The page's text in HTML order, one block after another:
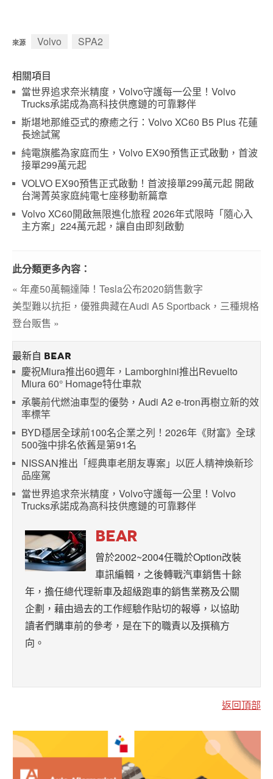
來源 Volvo SPA2
相關項目
當世界追求奈米精度，Volvo守護每一公里！Volvo
Trucks承諾成為高科技供應鏈的可靠夥伴
斯堪地那維亞式的療癒之行：Volvo XC60 B5 Plus 花蓮
長途試駕
純電旗艦為家庭而生，Volvo EX90預售正式啟動，首波
接單299萬元起
VOLVO EX90預售正式啟動！首波接單299萬元起 開啟
台灣菁英家庭純電七座移動新篇章
Volvo XC60開啟無限進化旅程 2026年式限時「隨心入
主方案」224萬元起，讓自由即刻啟動
此分類更多內容：
« 年產50萬輛達陣！Tesla公布2020銷售數字
美型難以抗拒，優雅典藏在Audi A5 Sportback，三種規格
登台販售 »
最新自 BEAR
慶祝Miura推出60週年，Lamborghini推出Revuelto
Miura 60° Homage特仕車款
承襲前代燃油車型的優勢，Audi A2 e-tron再樹立新的效
率標竿
BYD穩居全球前100名企業之列！2026年《財富》全球
500強中排名依舊是第91名
NISSAN推出「經典車老朋友專案」以匠人精神煥新珍
品座駕
當世界追求奈米精度，Volvo守護每一公里！Volvo
Trucks承諾成為高科技供應鏈的可靠夥伴
BEAR
曾於2002~2004任職於Option改裝
車訊編輯，之後轉戰汽車銷售十餘
年，擔任總代理新車及超級跑車的銷售業務及公關
企劃，藉由過去的工作經驗作貼切的報導，以協助
讀者們購車前的參考，是在下的職責以及撰稿方
向。
返回頂部